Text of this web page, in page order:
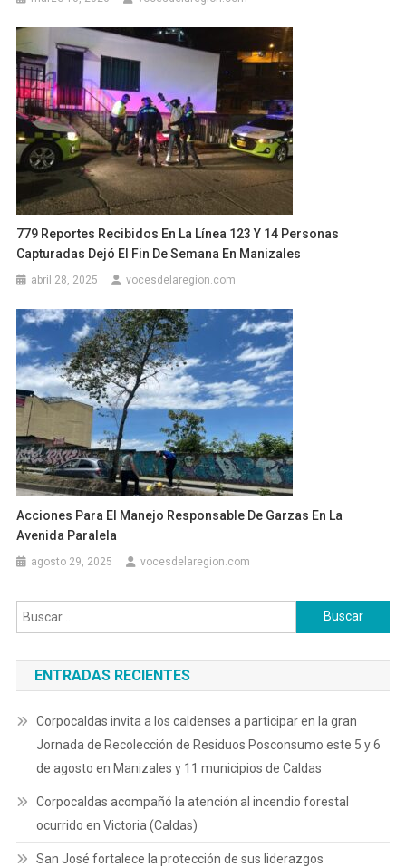
779 Reportes Recibidos En La Línea 123 Y 14 Personas
Capturadas Dejó El Fin De Semana En Manizales
abril 28, 2025 vocesdelaregion.com
Acciones Para El Manejo Responsable De Garzas En La
Avenida Paralela
agosto 29, 2025 vocesdelaregion.com
Buscar:
ENTRADAS RECIENTES
Corpocaldas invita a los caldenses a participar en la gran
Jornada de Recolección de Residuos Posconsumo este 5 y 6
de agosto en Manizales y 11 municipios de Caldas
Corpocaldas acompañó la atención al incendio forestal
ocurrido en Victoria (Caldas)
San José fortalece la protección de sus liderazgos